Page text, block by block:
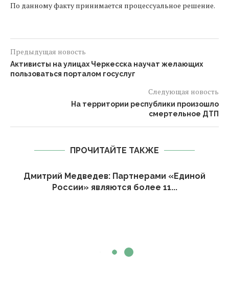
По данному факту принимается процессуальное решение.
Предыдущая новость
Активисты на улицах Черкесска научат желающих
пользоваться порталом госуслуг
Следующая новость
На территории республики произошло
смертельное ДТП
ПРОЧИТАЙТЕ ТАКЖЕ
Дмитрий Медведев: Партнерами «Единой
России» являются более 11...